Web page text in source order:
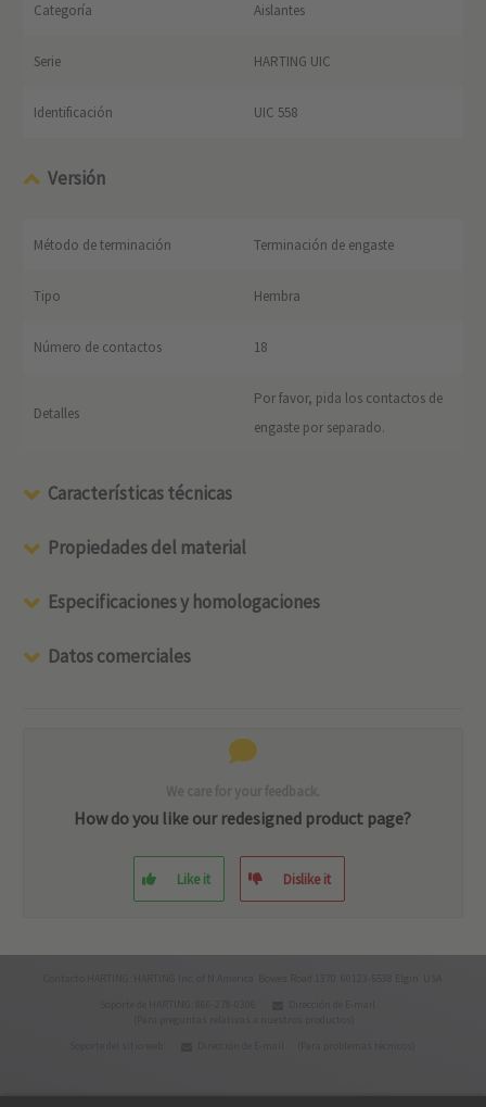
Categoría Aislantes
Serie HARTING UIC
Identificación UIC 558
Versión
Método de terminación Terminación de engaste
Tipo Hembra
Número de contactos 18
Detalles
Por favor, pida los contactos de
engaste por separado.
Características técnicas
Propiedades del material
Especificaciones y homologaciones
Datos comerciales
How do you like our redesigned product page?
Like it Dislike it